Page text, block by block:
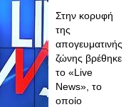
Στην κορυφή
της
απογευματινής
ζώνης βρέθηκε
το «Live
News», το
οποίο